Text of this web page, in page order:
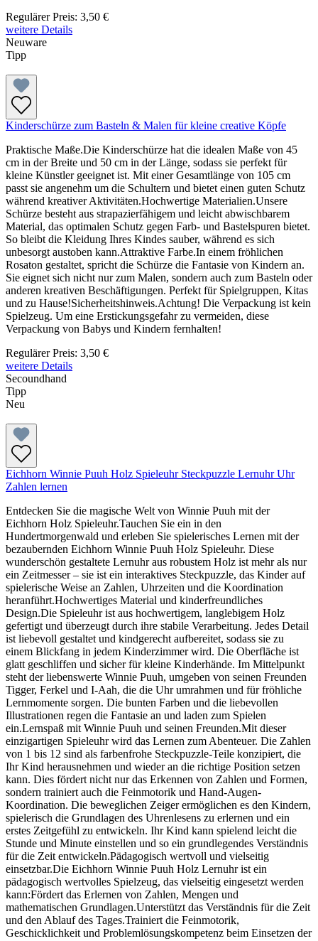
Regulärer Preis: 3,50 €
weitere Details
Neuware
Tipp
Kinderschürze zum Basteln & Malen für kleine creative Köpfe
Praktische Maße.Die Kinderschürze hat die idealen Maße von 45
cm in der Breite und 50 cm in der Länge, sodass sie perfekt für
kleine Künstler geeignet ist. Mit einer Gesamtlänge von 105 cm
passt sie angenehm um die Schultern und bietet einen guten Schutz
während kreativer Aktivitäten.Hochwertige Materialien.Unsere
Schürze besteht aus strapazierfähigem und leicht abwischbarem
Material, das optimalen Schutz gegen Farb- und Bastelspuren bietet.
So bleibt die Kleidung Ihres Kindes sauber, während es sich
unbesorgt austoben kann.Attraktive Farbe.In einem fröhlichen
Rosaton gestaltet, spricht die Schürze die Fantasie von Kindern an.
Sie eignet sich nicht nur zum Malen, sondern auch zum Basteln oder
anderen kreativen Beschäftigungen. Perfekt für Spielgruppen, Kitas
und zu Hause!Sicherheitshinweis.Achtung! Die Verpackung ist kein
Spielzeug. Um eine Erstickungsgefahr zu vermeiden, diese
Verpackung von Babys und Kindern fernhalten!
Regulärer Preis: 3,50 €
weitere Details
Secoundhand
Tipp
Neu
Eichhorn Winnie Puuh Holz Spieleuhr Steckpuzzle Lernuhr Uhr
Zahlen lernen
Entdecken Sie die magische Welt von Winnie Puuh mit der
Eichhorn Holz Spieleuhr.Tauchen Sie ein in den
Hundertmorgenwald und erleben Sie spielerisches Lernen mit der
bezaubernden Eichhorn Winnie Puuh Holz Spieleuhr. Diese
wunderschön gestaltete Lernuhr aus robustem Holz ist mehr als nur
ein Zeitmesser – sie ist ein interaktives Steckpuzzle, das Kinder auf
spielerische Weise an Zahlen, Uhrzeiten und die Koordination
heranführt.Hochwertiges Material und kinderfreundliches
Design.Die Spieleuhr ist aus hochwertigem, langlebigem Holz
gefertigt und überzeugt durch ihre stabile Verarbeitung. Jedes Detail
ist liebevoll gestaltet und kindgerecht aufbereitet, sodass sie zu
einem Blickfang in jedem Kinderzimmer wird. Die Oberfläche ist
glatt geschliffen und sicher für kleine Kinderhände. Im Mittelpunkt
steht der liebenswerte Winnie Puuh, umgeben von seinen Freunden
Tigger, Ferkel und I-Aah, die die Uhr umrahmen und für fröhliche
Lernmomente sorgen. Die bunten Farben und die liebevollen
Illustrationen regen die Fantasie an und laden zum Spielen
ein.Lernspaß mit Winnie Puuh und seinen Freunden.Mit dieser
einzigartigen Spieleuhr wird das Lernen zum Abenteuer. Die Zahlen
von 1 bis 12 sind als farbenfrohe Steckpuzzle-Teile konzipiert, die
Ihr Kind herausnehmen und wieder an die richtige Position setzen
kann. Dies fördert nicht nur das Erkennen von Zahlen und Formen,
sondern trainiert auch die Feinmotorik und Hand-Augen-
Koordination. Die beweglichen Zeiger ermöglichen es den Kindern,
spielerisch die Grundlagen des Uhrenlesens zu erlernen und ein
erstes Zeitgefühl zu entwickeln. Ihr Kind kann spielend leicht die
Stunde und Minute einstellen und so ein grundlegendes Verständnis
für die Zeit entwickeln.Pädagogisch wertvoll und vielseitig
einsetzbar.Die Eichhorn Winnie Puuh Holz Lernuhr ist ein
pädagogisch wertvolles Spielzeug, das vielseitig eingesetzt werden
kann:Fördert das Erlernen von Zahlen, Mengen und
mathematischen Grundlagen.Unterstützt das Verständnis für die Zeit
und den Ablauf des Tages.Trainiert die Feinmotorik,
Geschicklichkeit und Problemlösungskompetenz beim Einsetzen der